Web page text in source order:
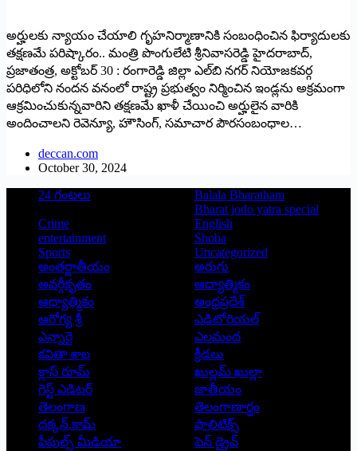
అర్హుల‌కు న్యాయం చేయాలి గృహ‌నిర్మాణానికి సంబంధించిన‌ ఫిర్యాదులకు
త‌క్ష‌ణ‌మే ప‌రిష్కారం.. మంత్రి పొంగులేటి శ్రీ‌నివాస‌రెడ్డి హైద‌రాబాద్,
ప్ర‌జాతంత్ర‌, అక్టోబ‌ర్ 30 : రంగారెడ్డి జిల్లా ఎల్‌బి న‌గ‌ర్ నియోజ‌క‌వ‌ర్గ
ప‌రిధిలోని నంద‌న వ‌నంలో రాష్ట్ర ప్ర‌భుత్వం నిర్మించిన ఇండ్ల‌ను అక్ర‌మంగా
ఆక్ర‌మించుకున్న‌వారిని త‌క్ష‌ణమే ఖాళీ చేయించి అర్హులైన వారికి
అందించాల‌ని రెవెన్యూ, హౌసింగ్‌, స‌మాచార పౌర‌సంబంధాల…
deccan.com
October 30, 2024
24 గంటలు
Balala Bharatham
Bharat jodo yatra special
Crime
English
entertainment
Shoba
Sports
Uncategorized
అంతర్జాతీయం
అరుగు
అవర్గీకృతం
ఆద్యాత్మికం
ఆధ్యాత్మికం
ఆంధ్రప్రదేశ్
ఆరోగ్య శ్రీ
ఎడిటోరియల్
ఎన్నారై
ఎలమంద
కవితా శాల
క్రీడలు
క్లాస్ రూమ్
ఖుల్లమ్ ఖుల్లా
గెస్ట్ ఎడిటర్
జాతీయం
తెలంగాణ
తెలంగాణార్థం
దక్కన్.కామ్
పాలిటిక్స్
పీపుల్స్ ‌మీడియా
పెన్ డ్రైవ్